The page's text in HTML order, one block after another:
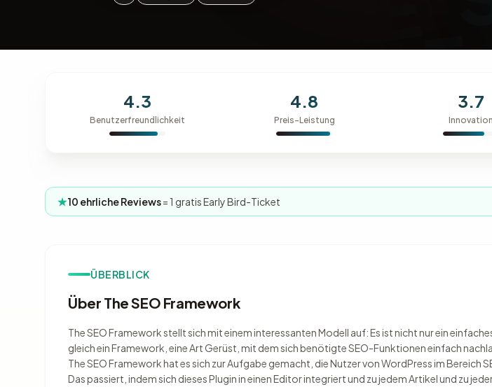
4.3
Benutzerfreundlichkeit
4.8
Preis-Leistung
3.7
Innovation
10 ehrliche Reviews= 1 gratis Early Bird-Ticket
ÜBERBLICK
Über The SEO Framework
The SEO Framework stellt sich mit einem interessanten Modell auf: Es ist nicht nur ein
gleich ein Framework, eine Art Gerüst, mit dem sich benötigte SEO-Funktionen einfach
The SEO Framework hat es sich zur Aufgabe gemacht, die Nutzer von WordPress im Bereich
Das passiert, indem sich dieses Plugin in einen Editor integriert und zu jedem Artikel und zu